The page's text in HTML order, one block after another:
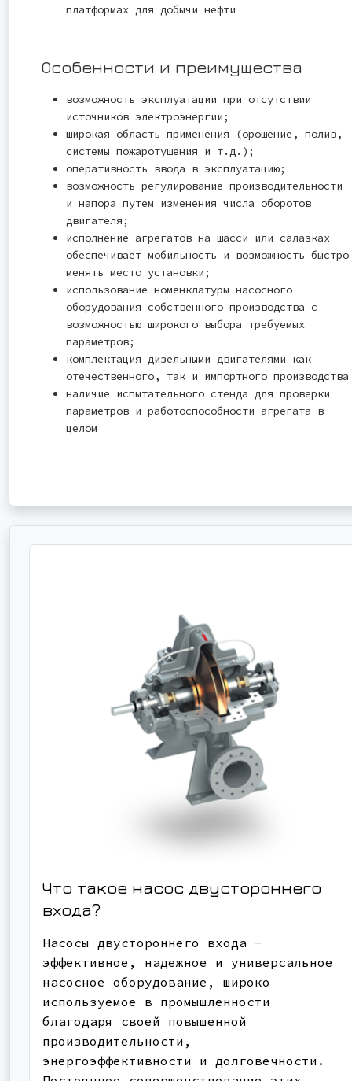
платформах для добычи нефти
Особенности и преимущества
возможность эксплуатации при отсутствии
источников электроэнергии;
широкая область применения (орошение, полив,
системы пожаротушения и т.д.);
оперативность ввода в эксплуатацию;
возможность регулирование производительности
и напора путем изменения числа оборотов
двигателя;
исполнение агрегатов на шасси или салазках
обеспечивает мобильность и возможность быстро
менять место установки;
использование номенклатуры насосного
оборудования собственного производства с
возможностью широкого выбора требуемых
параметров;
комплектация дизельными двигателями как
отечественного, так и импортного производства
наличие испытательного стенда для проверки
параметров и работоспособности агрегата в
целом
Что такое насос двустороннего
входа?
Насосы двустороннего входа -
эффективное, надежное и универсальное
насосное оборудование, широко
используемое в промышленности
благодаря своей повышенной
производительности,
энергоэффективности и долговечности.